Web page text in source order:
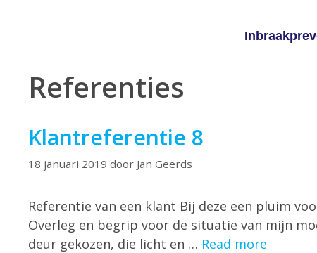
Referenties
Klantreferentie 8
18 januari 2019 door Jan Geerds
Referentie van een klant Bij deze een pluim
Overleg en begrip voor de situatie van mijn
deur gekozen, die licht en … Read more